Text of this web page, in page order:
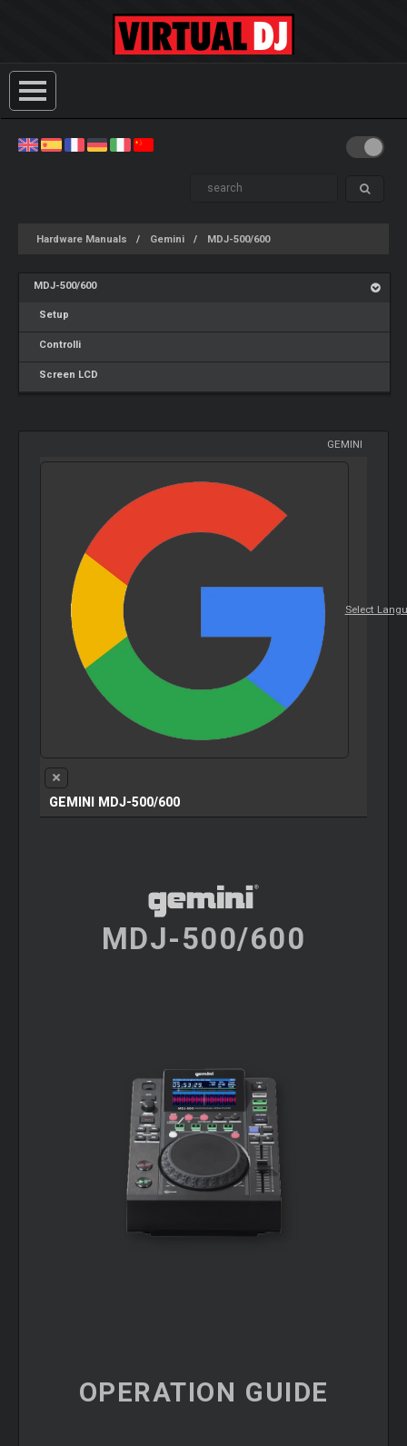
Hardware Manuals Gemini MDJ-500/600
MDJ-500/600
Setup
Controlli
Screen LCD
GEMINI
Select
GEMINI MDJ-500/600
MDJ-500/600
OPERATION GUIDE